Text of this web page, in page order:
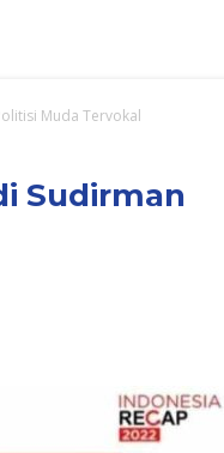
Muda Tervokal
Sudirman